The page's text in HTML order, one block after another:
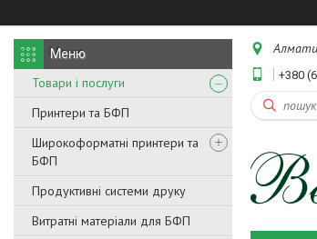
Товари і послуги
Принтери та БФП
Широкоформатні принтери та
БФП
Продуктивні системи друку
Витратні матеріали для БФП
+380